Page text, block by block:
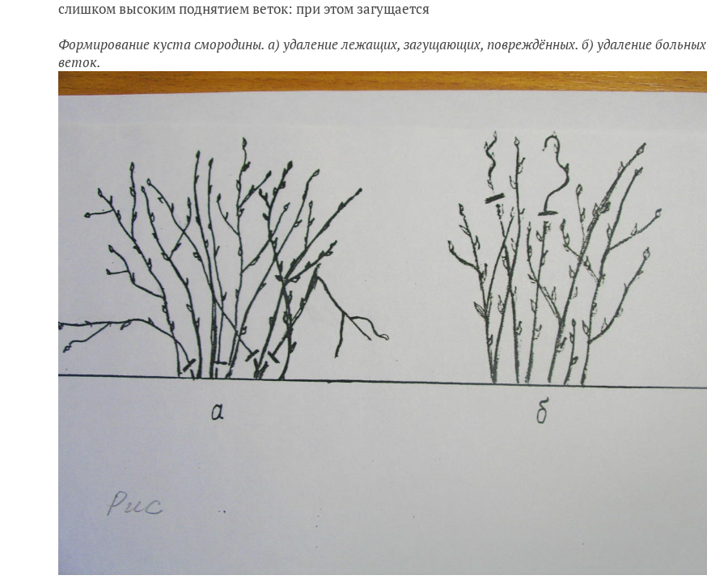
слишком высоким поднятием веток: при этом загущается
Формирование куста смородины. а) удаление лежащих, загущающих, повреждённых. б) удаление больных
веток.